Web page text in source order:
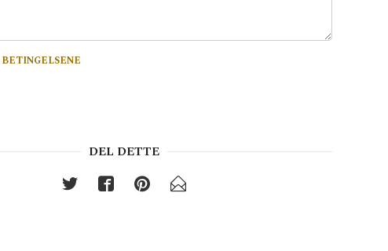
BETINGELSENE
DEL DETTE